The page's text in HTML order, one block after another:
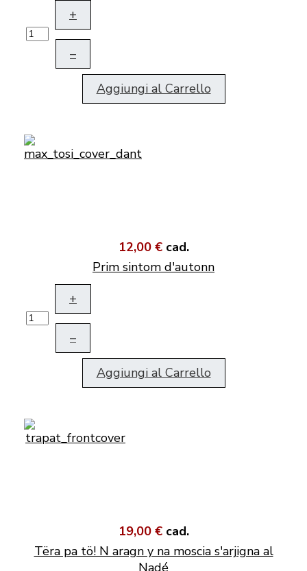
+
–
Aggiungi al Carrello
12,00 € cad.
Prim sintom d'autonn
+
–
Aggiungi al Carrello
19,00 € cad.
Tëra pa tö! N aragn y na moscia s'arjigna al
Nadé